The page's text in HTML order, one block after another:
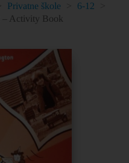
Privatne škole 6-12
– Activity Book